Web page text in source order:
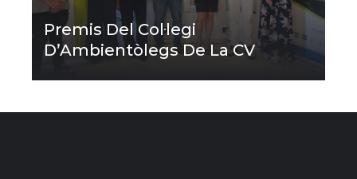
Premis Del Col·legi
D’Ambientòlegs De La CV